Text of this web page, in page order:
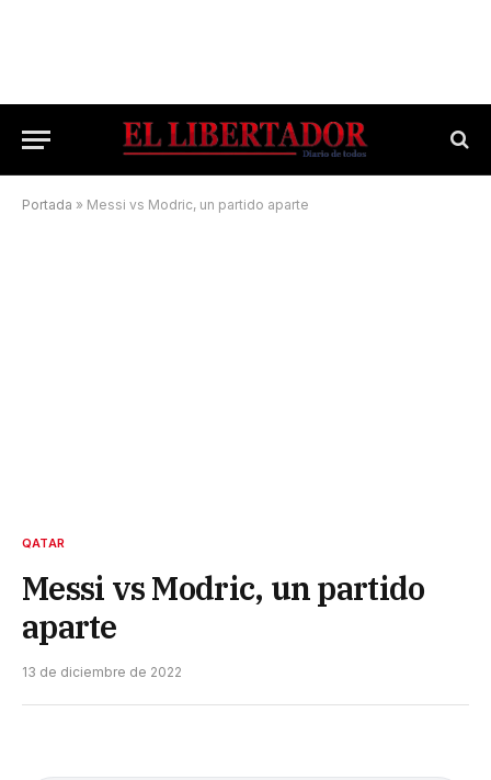
Portada » Messi vs Modric, un partido aparte
QATAR
Messi vs Modric, un partido
aparte
13 de diciembre de 2022